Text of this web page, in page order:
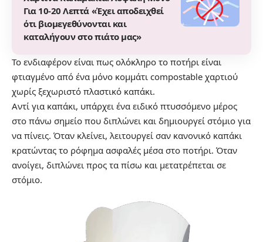
Για 10-20 Λεπτά «Έχει αποδειχθεί
ότι βιομεγεθύνονται και
καταλήγουν στο πιάτο μας»
Το ενδιαφέρον είναι πως ολόκληρο το ποτήρι είναι
φτιαγμένο από ένα μόνο κομμάτι compostable χαρτιού
χωρίς ξεχωριστό πλαστικό καπάκι.
Αντί για καπάκι, υπάρχει ένα ειδικό πτυσσόμενο μέρος
στο πάνω σημείο που διπλώνει και δημιουργεί στόμιο για
να πίνεις. Όταν κλείνει, λειτουργεί σαν κανονικό καπάκι
κρατώντας το ρόφημα ασφαλές μέσα στο ποτήρι. Όταν
ανοίγει, διπλώνει προς τα πίσω και μετατρέπεται σε
στόμιο.